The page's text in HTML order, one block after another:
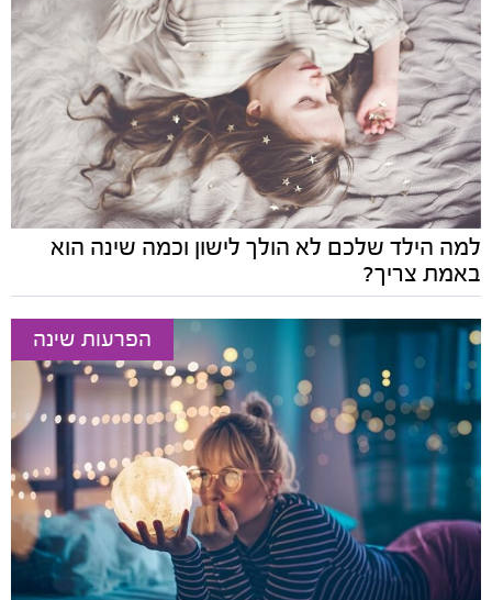
למה הילד שלכם לא הולך לישון וכמה שינה הוא
באמת צריך?
הפרעות שינה